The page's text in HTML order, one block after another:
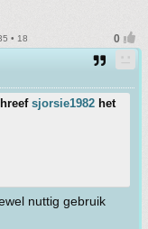
• 18
sjorsie1982 het
nuttig gebruik